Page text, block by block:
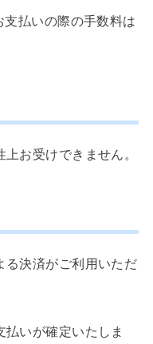
払いの際の手数料は
お受けできません。
る決済がご利用いただ
いが確定いたしま